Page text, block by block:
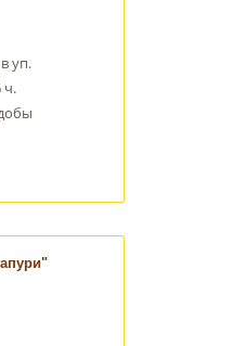
уп.
ч.